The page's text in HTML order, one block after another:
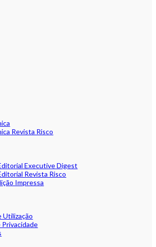
Revista Risco
Executive Digest
Revista Risco
Impressa
Utilização
Privacidade